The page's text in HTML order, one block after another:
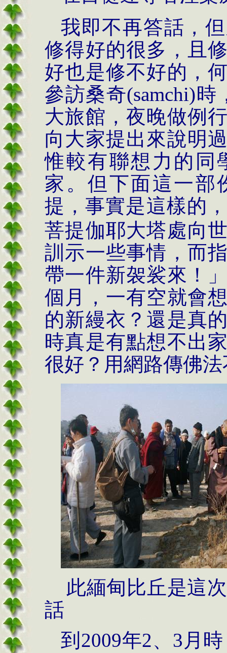
我即不再答話，
修得好的很多，且
好也是修不好的，
參訪桑奇(samchi)時
大旅館，夜晚做例
向大家提出來說明
惟較有聯想力的同
家。但下面這一部
提，事實是這樣的，
菩提伽耶大塔處向
訓示一些事情，而
帶一件新袈裟來！
個月，一有空就會
的新縵衣？還是真
時真是有點想不出
很好？用網路傳佛
此緬甸比丘是這
話
到 2009年2、 3 月